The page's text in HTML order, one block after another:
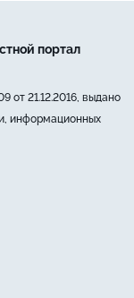
портал
от 21.12.2016, выдано
информационных